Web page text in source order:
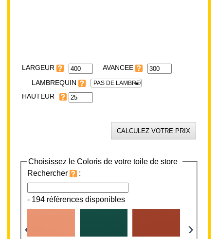
LARGEUR
LAMBREQUIN
PAS DE LAMBREQUIN
HAUTEUR
Choisissez le Coloris de votre toile de store
Rechercher
:
- 194 références disponibles
‹ ›